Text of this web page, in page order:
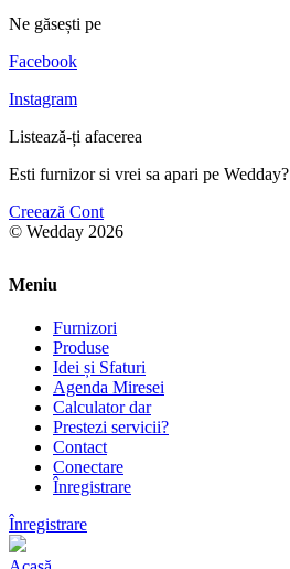
Ne găsești pe
Facebook
Instagram
Listează-ți afacerea
Esti furnizor si vrei sa apari pe Wedday?
Creează Cont
© Wedday 2026
Meniu
Furnizori
Produse
Idei și Sfaturi
Agenda Miresei
Calculator dar
Prestezi servicii?
Contact
Conectare
Înregistrare
Înregistrare